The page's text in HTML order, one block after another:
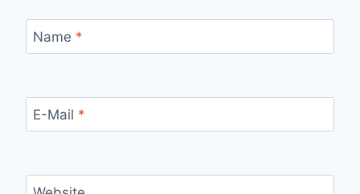
Name *
E-Mail *